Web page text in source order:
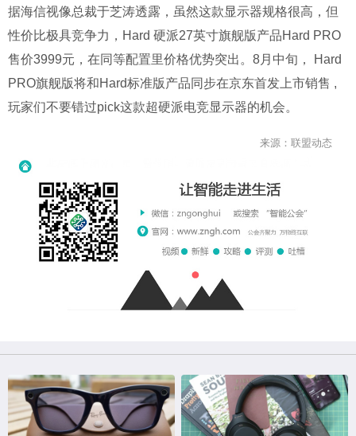
据海信视像总裁于芝涛透露，虽然这款显示器规格很高，但
性价比极具竞争力，Hard 硬派27英寸旗舰版产品Hard PRO
售价3999元，在同等配置里价格优势突出。8月中旬， Hard
PRO旗舰版将和Hard标准版产品同步在京东首发上市销售 ,
玩家们不要错过pick这款超硬派电竞显示器的机会。
来源：联盟动态